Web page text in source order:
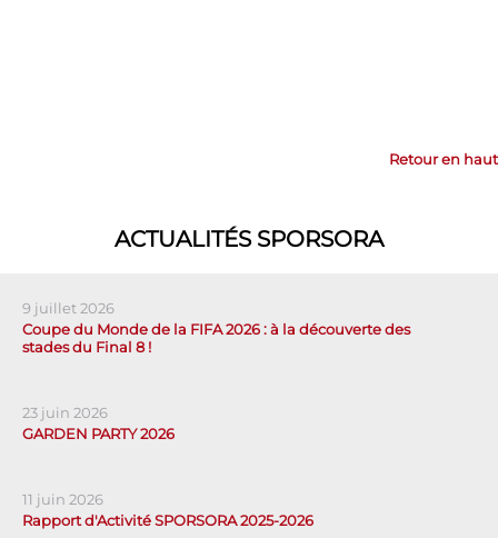
Retour en haut
ACTUALITÉS SPORSORA
9 juillet 2026
Coupe du Monde de la FIFA 2026 : à la découverte des
stades du Final 8 !
23 juin 2026
GARDEN PARTY 2026
11 juin 2026
Rapport d'Activité SPORSORA 2025-2026